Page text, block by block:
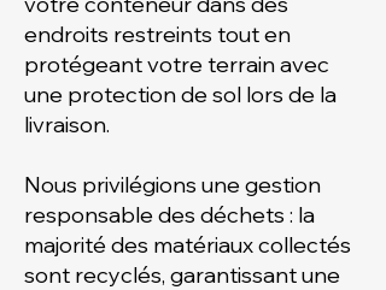
endroits restreints tout en
protégeant votre terrain avec
une protection de sol lors de la
livraison.
Nous privilégions une gestion
responsable des déchets : la
majorité des matériaux collectés
sont recyclés, garantissant une